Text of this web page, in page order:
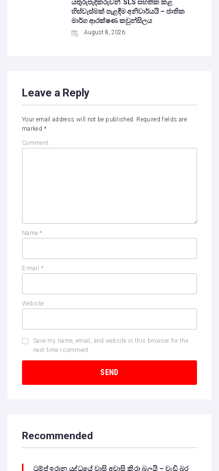
යතුරුපැදිකරුවන් SLS සහතික කළ
හිස්වැස්මක් පැළඳීම අනිවාර්යයි – ජාතික
මාර්ග ආරක්ෂණ කවුන්සිලය
August 8, 2026
Leave a Reply
Your email address will not be published. Required fields are
marked *
Comment
Name *
E-mail *
Website
Save my name, email, and website in this browser for the
next time I comment.
Recommended
ට්‍රම්ප් ඉරාන යුද්ධයේ වාසි අවාසි කිරා බලයි – වැඩි බර